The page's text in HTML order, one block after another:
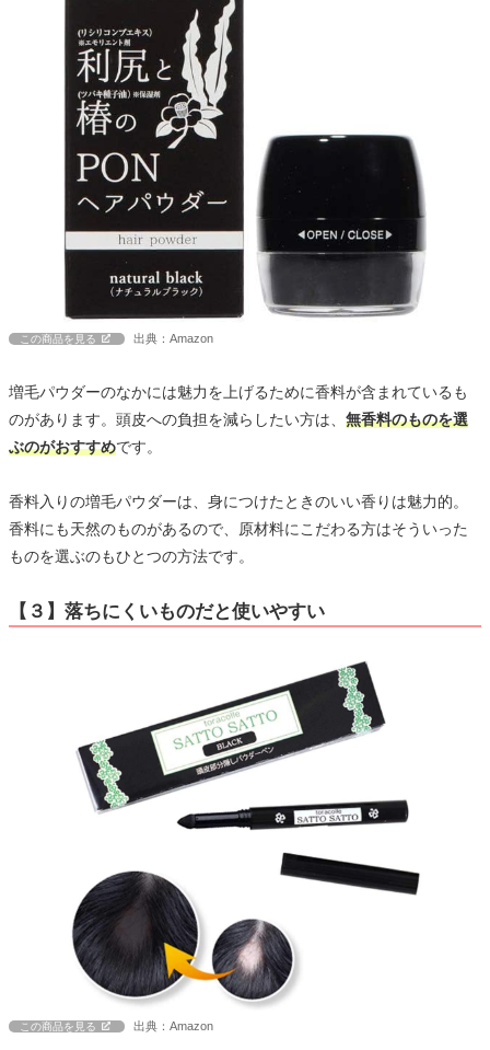
この商品を見る 出典：Amazon
増毛パウダーのなかには魅力を上げるために香料が含まれているも
のがあります。頭皮への負担を減らしたい方は、 無香料のものを選
ぶのがおすすめです。
香料入りの増毛パウダーは、身につけたときのいい香りは魅力的。
香料にも天然のものがあるので、原材料にこだわる方はそういった
ものを選ぶのもひとつの方法です。
【３】落ちにくいものだと使いやすい
この商品を見る 出典：Amazon